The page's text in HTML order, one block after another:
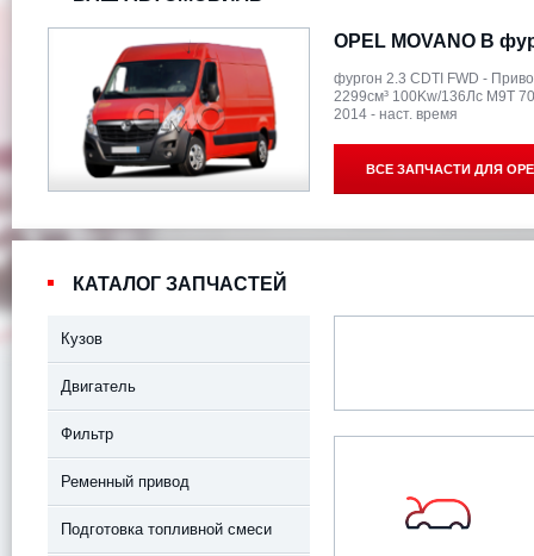
OPEL MOVANO B
фургон 2.3 CDTI FWD -
2299см³ 100Kw/136Лс M9T
2014 - наст. время
ВСЕ ЗАПЧАСТИ ДЛЯ
КАТАЛОГ ЗАПЧАСТЕЙ
Кузов
Двигатель
Фильтр
Ременный привод
Подготовка топливной смеси